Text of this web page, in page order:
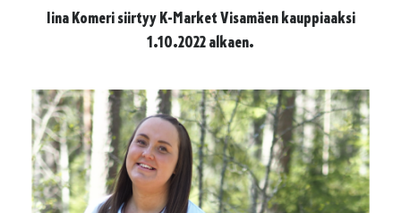
Iina Komeri siirtyy K-Market Visamäen kauppiaaksi
1.10.2022 alkaen.